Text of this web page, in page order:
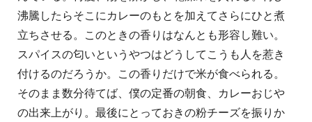
沸騰したらそこにカレーのもとを加えてさらにひと煮
立ちさせる。このときの香りはなんとも形容し難い。
スパイスの匂いというやつはどうしてこうも人を惹き
付けるのだろうか。この香りだけで米が食べられる。
そのまま数分待てば、僕の定番の朝食、カレーおじや
の出来上がり。最後にとっておきの粉チーズを振りか